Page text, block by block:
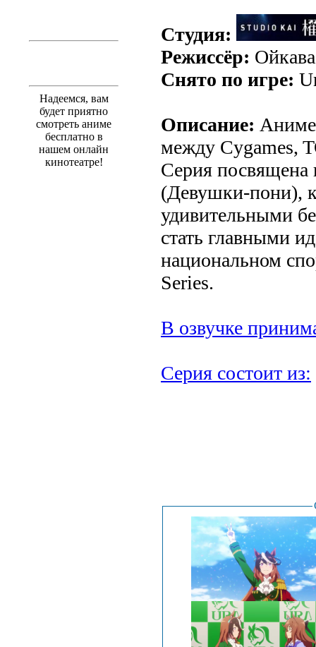
Надеемся, вам
будет приятно
смотреть аниме
бесплатно в
нашем онлайн
кинотеатре!
Студия:
Режиссёр:
Снято по игре:
Описание:
между Cygames,
Серия посвящена
(Девушки-пони),
удивительными
стать главными
национальном
Series.
В озвучке
Серия состоит из: